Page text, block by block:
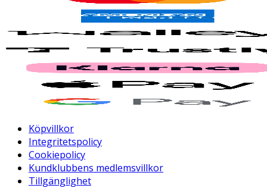
Köpvillkor
Integritetspolicy
Cookiepolicy
Kundklubbens medlemsvillkor
Tillgänglighet